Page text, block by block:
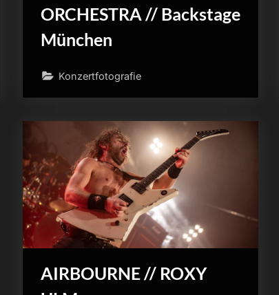
ORCHESTRA // Backstage
München
Konzertfotografie
AIRBOURNE // ROXY